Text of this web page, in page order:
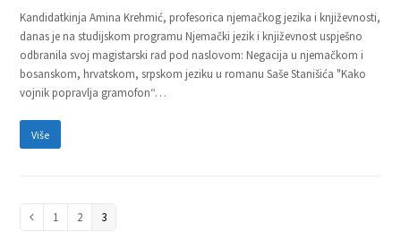
Kandidatkinja Amina Krehmić, profesorica njemačkog jezika i književnosti,
danas je na studijskom programu Njemački jezik i književnost uspješno
odbranila svoj magistarski rad pod naslovom: Negacija u njemačkom i
bosanskom, hrvatskom, srpskom jeziku u romanu Saše Stanišića "Kako
vojnik popravlja gramofon“…
Više
Previous
Page
1 Page
2 Page
3